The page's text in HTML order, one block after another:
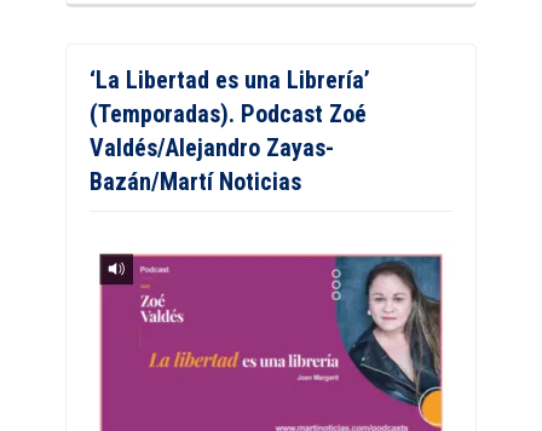
‘La Libertad es una Librería’
(Temporadas). Podcast Zoé
Valdés/Alejandro Zayas-
Bazán/Martí Noticias